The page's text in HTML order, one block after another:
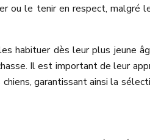
ou le tenir en respect, malgré
habituer dès leur plus jeune
Il est important de leur
garantissant ainsi la